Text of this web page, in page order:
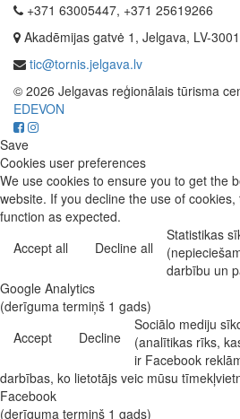
+371 63005447, +371 25619266
Akadēmijas gatvė 1, Jelgava, LV-3001
tic@tornis.jelgava.lv
© 2026 Jelgavas reģionālais tūrisma
EDEVON
Save
Cookies user preferences
We use cookies to ensure you to get the
website. If you decline the use of
function as expected.
Accept all
Decline all
Statistikas
darbību un
Google Analytics
(derīguma termiņš 1 gads)
Accept
Decline
Sociālo mediju
(analītikas rīks,
ir Facebook
darbības, ko lietotājs veic mūsu
Facebook
(derīguma termiņš 1 gads)